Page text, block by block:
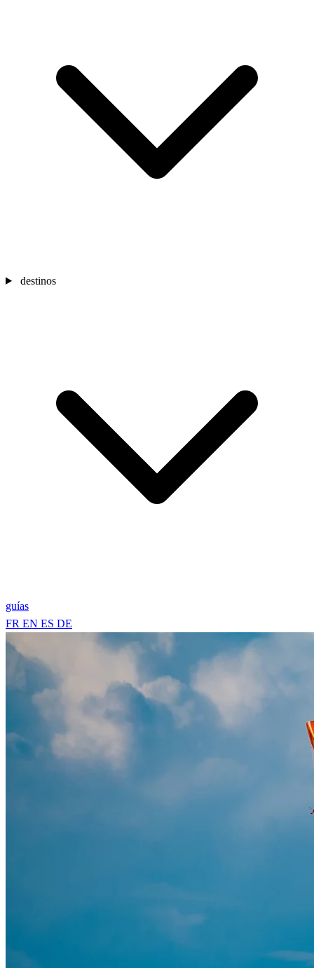
destinos
guías
FR EN ES DE